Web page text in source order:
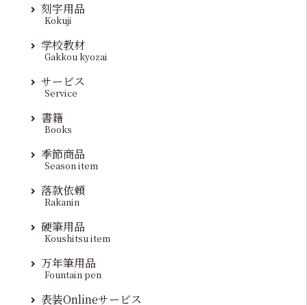
刻字用品
Kokuji
学校教材
Gakkou kyozai
サービス
Service
書籍
Books
季節商品
Season item
落款依頼
Rakanin
硬筆用品
Koushitsu item
万年筆用品
Fountain pen
表装Onlineサービス